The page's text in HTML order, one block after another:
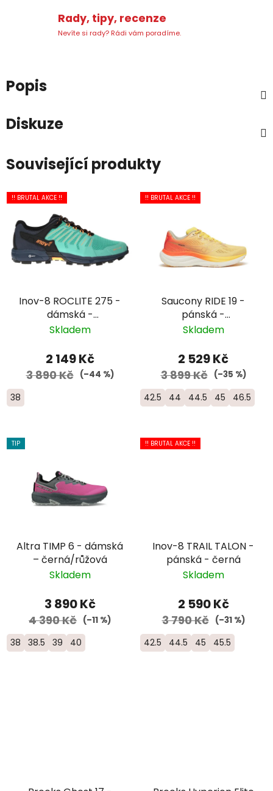
Rady, tipy, recenze
Nevíte si rady? Rádi vám poradíme.
Popis
Diskuze
Související produkty
!! BRUTAL AKCE !!
Inov-8 ROCLITE 275 -
dámská -
zelená/modrá
Skladem
2 149 Kč
3 890 Kč (–44 %)
38
!! BRUTAL AKCE !!
Saucony RIDE 19 -
pánská -
oranžová/bílá
Skladem
2 529 Kč
3 899 Kč (–35 %)
42.5 44 44.5 45 46.5
TIP
Altra TIMP 6 - dámská
– černá/růžová
Skladem
3 890 Kč
4 390 Kč (–11 %)
38 38.5 39 40
!! BRUTAL AKCE !!
Inov-8 TRAIL TALON -
pánská - černá
Skladem
2 590 Kč
3 790 Kč (–31 %)
42.5 44.5 45 45.5